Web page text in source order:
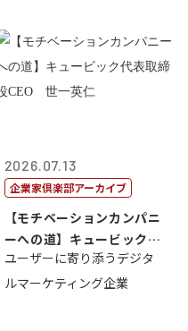
2026.07.13
企業家倶楽部アーカイブ
【モチベーションカンパニ
ーへの道】キュービック代
表取締役CE...
ユーザーに寄り添うデジタ
ルマーケティング企業